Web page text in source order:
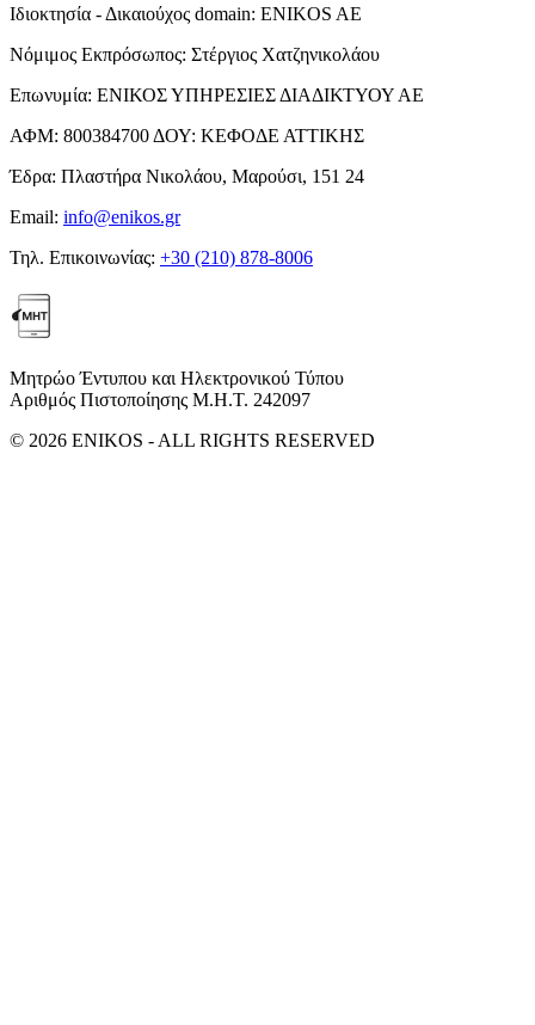
Ιδιοκτησία - Δικαιούχος domain: ENIKOS AE
Νόμιμος Εκπρόσωπος: Στέργιος Χατζηνικολάου
Επωνυμία: ΕΝΙΚΟΣ ΥΠΗΡΕΣΙΕΣ ΔΙΑΔΙΚΤΥΟΥ ΑΕ
ΑΦΜ: 800384700 ΔΟΥ: ΚΕΦΟΔΕ ΑΤΤΙΚΗΣ
Έδρα: Πλαστήρα Νικολάου, Μαρούσι, 151 24
Email: info@enikos.gr
Τηλ. Επικοινωνίας: +30 (210) 878-8006
Μητρώο Έντυπου και Ηλεκτρονικού Τύπου
Αριθμός Πιστοποίησης Μ.Η.Τ. 242097
© 2026 ENIKOS - ALL RIGHTS RESERVED